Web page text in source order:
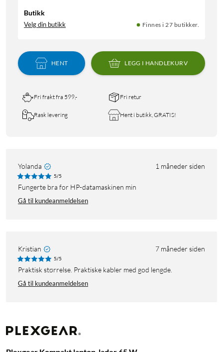
Butikk
Velg din butikk Finnes i 27 butikker.
HENT LEGG I HANDLEKURV
Fri frakt fra 599,- Fri retur
Rask levering Hent i butikk, GRATIS!
Yolanda 1 måneder siden
5/5
Fungerte bra for HP-datamaskinen min
Gå til kundeanmeldelsen
Kristian 7 måneder siden
5/5
Praktisk størrelse. Praktiske kabler med god lengde.
Gå til kundeanmeldelsen